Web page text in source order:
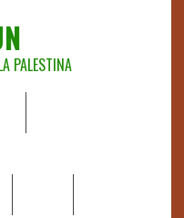
PALESTINA